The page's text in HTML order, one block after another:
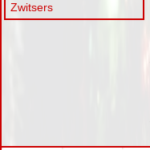
Zwitsers